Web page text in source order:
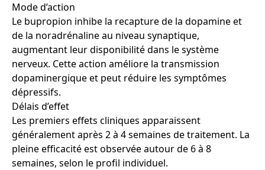
Mode d’action
Le bupropion inhibe la recapture de la dopamine et
de la noradrénaline au niveau synaptique,
augmentant leur disponibilité dans le système
nerveux. Cette action améliore la transmission
dopaminergique et peut réduire les symptômes
dépressifs.
Délais d’effet
Les premiers effets cliniques apparaissent
généralement après 2 à 4 semaines de traitement. La
pleine efficacité est observée autour de 6 à 8
semaines, selon le profil individuel.